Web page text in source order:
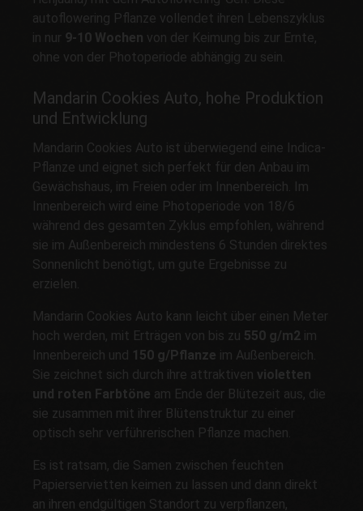
autoflowering Pflanze vollendet ihren Lebenszyklus
in nur 9-10 Wochen von der Keimung bis zur Ernte,
ohne von der Photoperiode abhängig zu sein.
Mandarin Cookies Auto, hohe Produktion
und Entwicklung
Mandarin Cookies Auto ist überwiegend eine Indica-
Pflanze und eignet sich perfekt für den Anbau im
Gewächshaus, im Freien oder im Innenbereich. Im
Innenbereich wird eine Photoperiode von 18/6
während des gesamten Zyklus empfohlen, während
sie im Außenbereich mindestens 6 Stunden direktes
Sonnenlicht benötigt, um gute Ergebnisse zu
erzielen.
Mandarin Cookies Auto kann leicht über einen Meter
hoch werden, mit Erträgen von bis zu 550 g/m2 im
Innenbereich und 150 g/Pflanze im Außenbereich.
Sie zeichnet sich durch ihre attraktiven violetten
und roten Farbtöne am Ende der Blütezeit aus, die
sie zusammen mit ihrer Blütenstruktur zu einer
optisch sehr verführerischen Pflanze machen.
Es ist ratsam, die Samen zwischen feuchten
Papierservietten keimen zu lassen und dann direkt
an ihren endgültigen Standort zu verpflanzen,